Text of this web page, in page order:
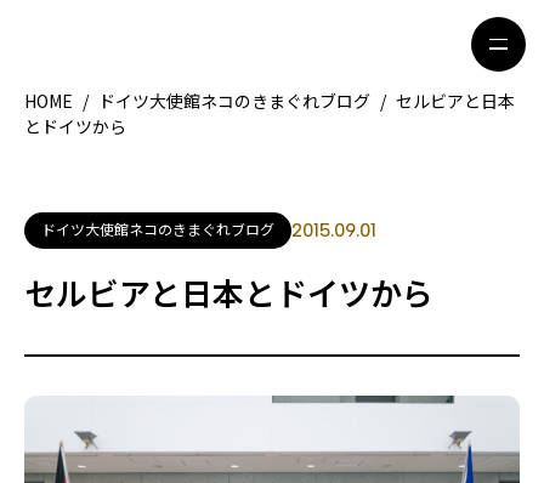
地域別ガイド
グルメ
観光ガイド
留学＆キャリア
ライター募集
HOME / ドイツ大使館ネコのきまぐれブログ / セルビアと日本
とドイツから
ドイツ大使館ネコのきまぐれブログ 2015.09.01
セルビアと日本とドイツから